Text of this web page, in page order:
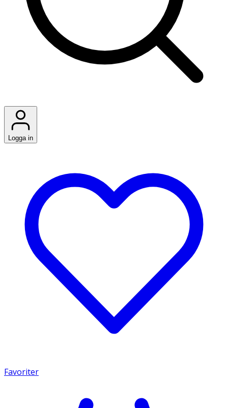
Logga in
Favoriter